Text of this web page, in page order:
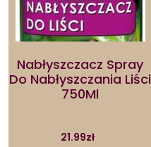
Nabłyszczacz Spray
Do Nabłyszczania Liści
750Ml
21.99zł